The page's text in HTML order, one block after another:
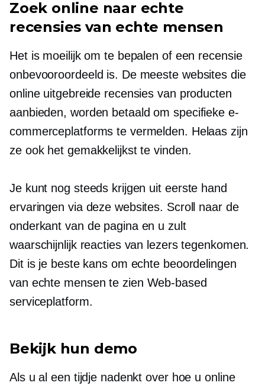
Zoek online naar echte
recensies van echte mensen
Het is moeilijk om te bepalen of een recensie
onbevooroordeeld is. De meeste websites die
online uitgebreide recensies van producten
aanbieden, worden betaald om specifieke e-
commerceplatforms te vermelden. Helaas zijn
ze ook het gemakkelijkst te vinden.
Je kunt nog steeds krijgen uit eerste hand
ervaringen via deze websites. Scroll naar de
onderkant van de pagina en u zult
waarschijnlijk reacties van lezers tegenkomen.
Dit is je beste kans om echte beoordelingen
van echte mensen te zien Web-based
serviceplatform.
Bekijk hun demo
Als u al een tijdje nadenkt over hoe u online